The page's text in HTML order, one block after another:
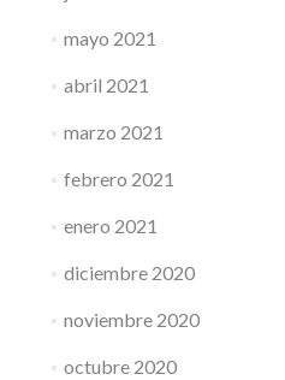
mayo 2021
abril 2021
marzo 2021
febrero 2021
enero 2021
diciembre 2020
noviembre 2020
octubre 2020